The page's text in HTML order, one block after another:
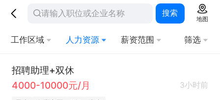
搜索
地图
工作区域 人力资源 薪资范围 筛选
招聘助理+双休
4000-10000元/月
3小时前